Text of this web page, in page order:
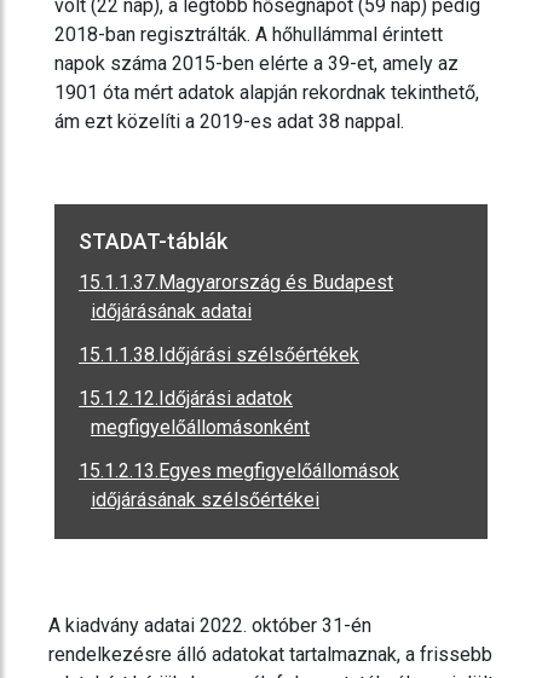
volt (22 nap), a legtöbb hőségnapot (59 nap) pedig
2018-ban regisztrálták. A hőhullámmal érintett
napok száma 2015-ben elérte a 39-et, amely az
1901 óta mért adatok alapján rekordnak tekinthető,
ám ezt közelíti a 2019-es adat 38 nappal.
STADAT-táblák
15.1.1.37.Magyarország és Budapest
időjárásának adatai
15.1.1.38.Időjárási szélsőértékek
15.1.2.12.Időjárási adatok
megfigyelőállomásonként
15.1.2.13.Egyes megfigyelőállomások
időjárásának szélsőértékei
A kiadvány adatai 2022. október 31-én
rendelkezésre álló adatokat tartalmaznak, a frissebb